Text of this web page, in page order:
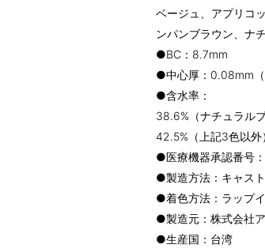
ベージュ、アプリコ
ンパンブラウン、ナ
●BC：8.7mm
●中心厚：0.08mm（
●含水率：
38.6%（ナチュラル
42.5%（上記3色以外
●医療機器承認番号
●製造方法：キャス
●着色方法：ラップ
●製造元：株式会社
●生産国：台湾